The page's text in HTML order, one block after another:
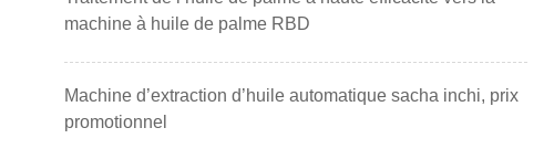
machine à huile de palme RBD
Machine d’extraction d’huile automatique sacha inchi, prix
promotionnel